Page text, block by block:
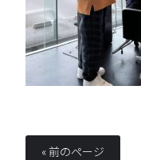
« 前のページ